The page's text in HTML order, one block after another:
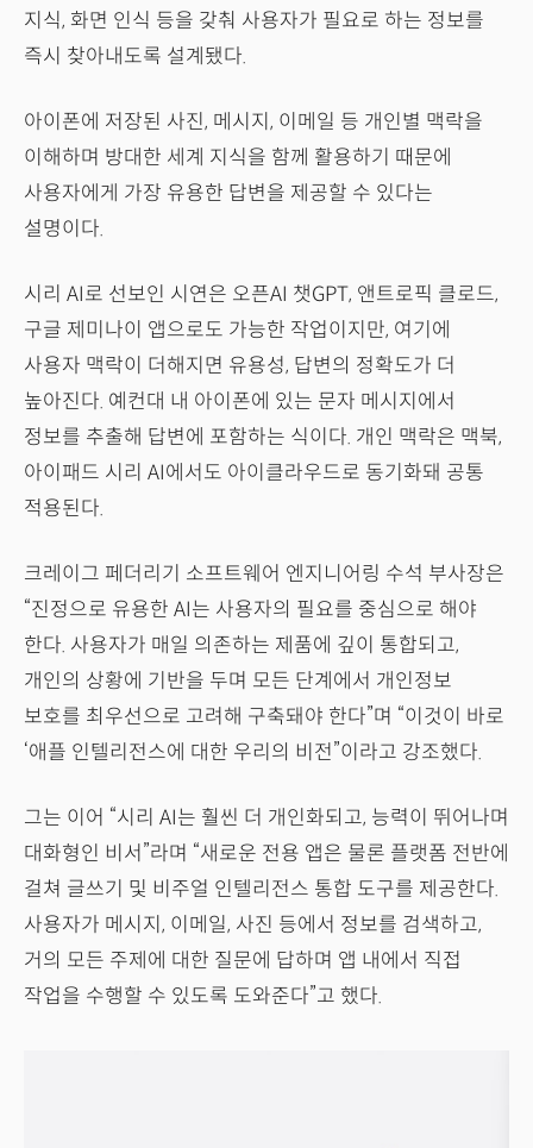
지식, 화면 인식 등을 갖춰 사용자가 필요로 하는 정보를
즉시 찾아내도록 설계됐다.
아이폰에 저장된 사진, 메시지, 이메일 등 개인별 맥락을
이해하며 방대한 세계 지식을 함께 활용하기 때문에
사용자에게 가장 유용한 답변을 제공할 수 있다는
설명이다.
시리 AI로 선보인 시연은 오픈AI 챗GPT, 앤트로픽 클로드,
구글 제미나이 앱으로도 가능한 작업이지만, 여기에
사용자 맥락이 더해지면 유용성, 답변의 정확도가 더
높아진다. 예컨대 내 아이폰에 있는 문자 메시지에서
정보를 추출해 답변에 포함하는 식이다. 개인 맥락은 맥북,
아이패드 시리 AI에서도 아이클라우드로 동기화돼 공통
적용된다.
크레이그 페더리기 소프트웨어 엔지니어링 수석 부사장은
“진정으로 유용한 AI는 사용자의 필요를 중심으로 해야
한다. 사용자가 매일 의존하는 제품에 깊이 통합되고,
개인의 상황에 기반을 두며 모든 단계에서 개인정보
보호를 최우선으로 고려해 구축돼야 한다”며 “이것이 바로
‘애플 인텔리전스에 대한 우리의 비전”이라고 강조했다.
그는 이어 “시리 AI는 훨씬 더 개인화되고, 능력이 뛰어나며
대화형인 비서”라며 “새로운 전용 앱은 물론 플랫폼 전반에
걸쳐 글쓰기 및 비주얼 인텔리전스 통합 도구를 제공한다.
사용자가 메시지, 이메일, 사진 등에서 정보를 검색하고,
거의 모든 주제에 대한 질문에 답하며 앱 내에서 직접
작업을 수행할 수 있도록 도와준다”고 했다.